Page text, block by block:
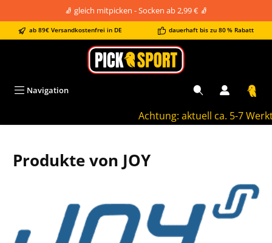
🧦 gleich mitpicken - Socken ab 2,99 € 🧦
ab 89€ Versandkostenfrei in DE dauerhaft bis zu 80 % Rabatt
Achtung: aktuell ca. 5-7
Navigation
Produkte von JOY